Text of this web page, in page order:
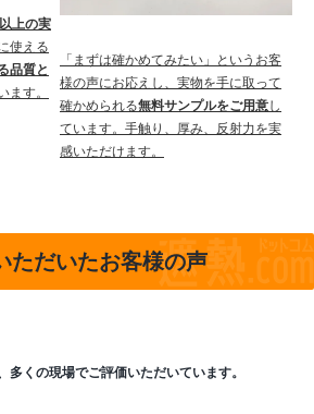
上の実
使える
品質と
ます。
「まずは確かめてみたい」というお客
様の声にお応えし、実物を手に取って
確かめられる無料サンプルをご用意し
ています。手触り、厚み、反射力を実
感いただけます。
ただいたお客様の声
多くの現場でご評価いただいています。